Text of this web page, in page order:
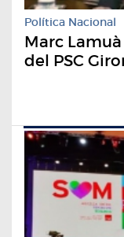
Política Nacional
Marc
del PSC